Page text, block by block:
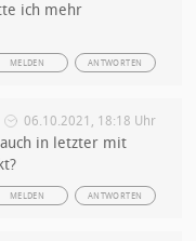
ich mehr
ANTWORTEN
MELDEN
06.10.2021, 18:18 Uhr
in letzter mit
ANTWORTEN
MELDEN